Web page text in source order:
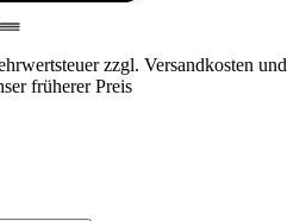
zzgl. Versandkosten und
früherer Preis